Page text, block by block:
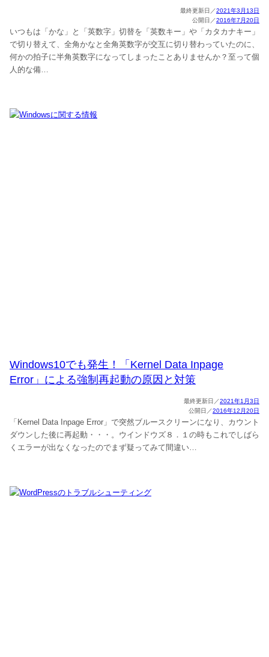
2021年3月13日
2016年7月20日
いつもは「かな」と「英数字」切替を「英数キー」や「カタカナキー」
で切り替えて、全角かなと全角英数字が交互に切り替わっていたのに、
何かの拍子に半角英数字になってしまったことありませんか？至って個
人的な備…
Windows10でも発生！「Kernel Data Inpage
Error」による強制再起動の原因と対策
2021年1月3日
2016年12月20日
「Kernel Data Inpage Error」で突然ブルースクリーンになり、カウント
ダウンした後に再起動・・・。ウインドウズ８．１の時もこれでしばら
くエラーが出なくなったのでまず疑ってみて間違い…